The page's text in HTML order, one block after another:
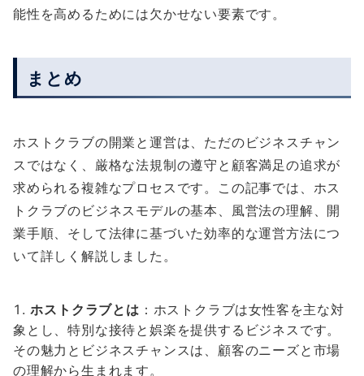
能性を高めるためには欠かせない要素です。
まとめ
ホストクラブの開業と運営は、ただのビジネスチャン
スではなく、厳格な法規制の遵守と顧客満足の追求が
求められる複雑なプロセスです。この記事では、ホス
トクラブのビジネスモデルの基本、風営法の理解、開
業手順、そして法律に基づいた効率的な運営方法につ
いて詳しく解説しました。
ホストクラブとは ：ホストクラブは女性客を主な対
象とし、特別な接待と娯楽を提供するビジネスです。
その魅力とビジネスチャンスは、顧客のニーズと市場
の理解から生まれます。